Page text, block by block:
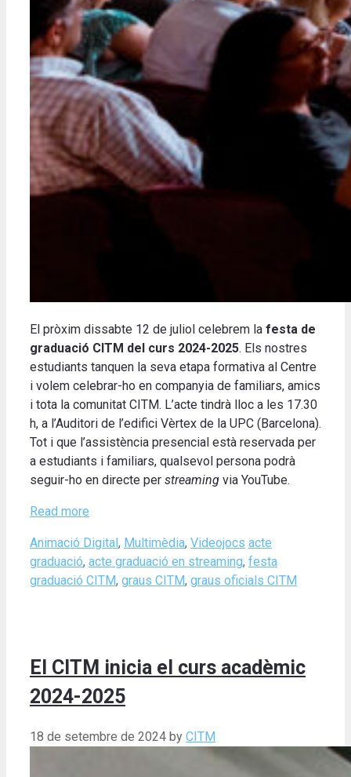
El pròxim dissabte 12 de juliol celebrem la festa de
graduació CITM del curs 2024-2025. Els nostres
estudiants tanquen la seva etapa formativa al Centre
i volem celebrar-ho en companyia de familiars, amics
i tota la comunitat CITM. L’acte tindrà lloc a les 17.30
h, a l’Auditori de l’edifici Vèrtex de la UPC (Barcelona).
Tot i que l’assistència presencial està reservada per
a estudiants i familiars, qualsevol persona podrà
seguir-ho en directe per streaming via YouTube.
Read more
Categories
Animació Digital, Multimèdia, Videojocs Tags
acte
graduació, acte graduació en streaming, festa
graduació CITM, graus CITM, graus oficials CITM
El CITM inicia el curs acadèmic
2024-2025
18 de setembre de 2024 by CITM